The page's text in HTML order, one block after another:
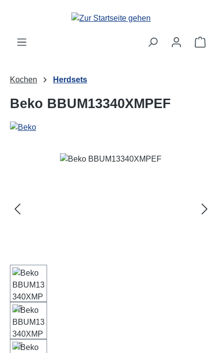
Zum Hauptinhalt springen
Kochen Herdsets
Beko BBUM13340XMPEF
Bildergalerie überspringen